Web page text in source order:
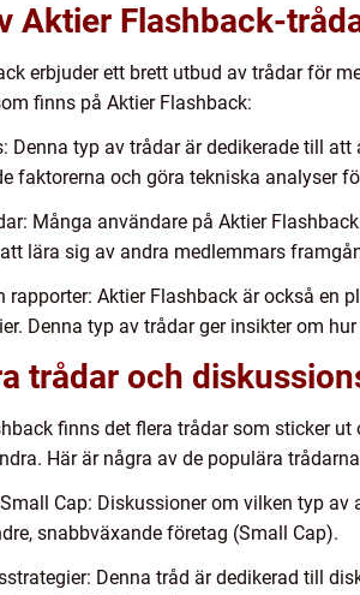
Aktier Flashback-
erbjuder ett brett utbud av trådar för
finns på Aktier Flashback:
Denna typ av trådar är dedikerade till
faktorerna och göra tekniska analyser
Många användare på Aktier
lära sig av andra medlemmars
rapporter: Aktier Flashback är också en
Denna typ av trådar ger insikter om
trådar och
finns det flera trådar som sticker
Här är några av de populära
Cap: Diskussioner om vilken typ
snabbväxande företag (Small Cap).
Denna tråd är dedikerad till